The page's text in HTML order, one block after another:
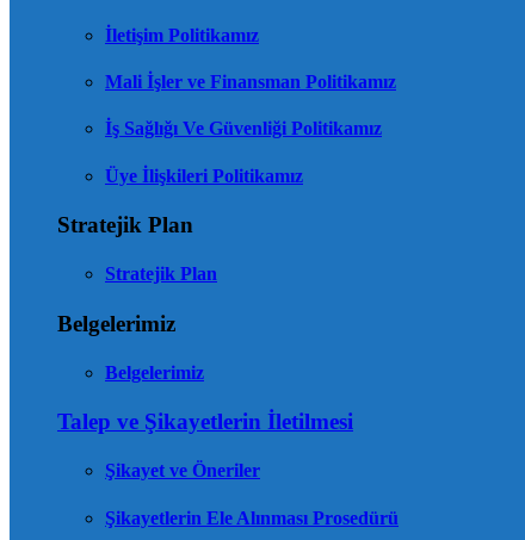
İletişim Politikamız
Mali İşler ve Finansman Politikamız
İş Sağlığı Ve Güvenliği Politikamız
Üye İlişkileri Politikamız
Stratejik Plan
Stratejik Plan
Belgelerimiz
Belgelerimiz
Talep ve Şikayetlerin İletilmesi
Şikayet ve Öneriler
Şikayetlerin Ele Alınması Prosedürü